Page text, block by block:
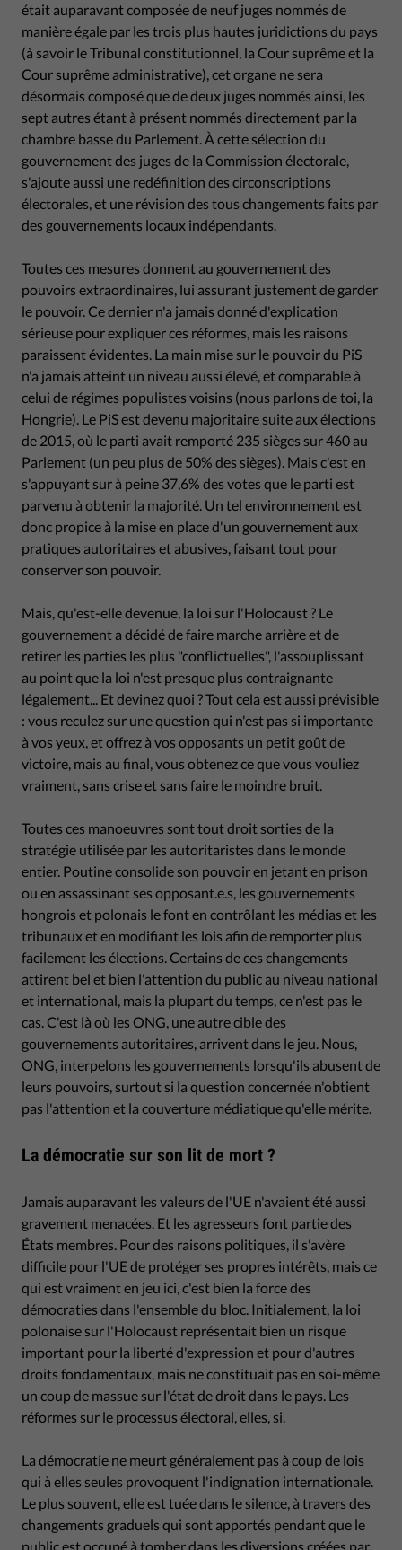
était auparavant composée de neuf juges nommés de
manière égale par les trois plus hautes juridictions du pays
(à savoir le Tribunal constitutionnel, la Cour suprême et la
Cour suprême administrative), cet organe ne sera
désormais composé que de deux juges nommés ainsi, les
sept autres étant à présent nommés directement par la
chambre basse du Parlement. À cette sélection du
gouvernement des juges de la Commission électorale,
s'ajoute aussi une redéfinition des circonscriptions
électorales, et une révision des tous changements faits par
des gouvernements locaux indépendants.
Toutes ces mesures donnent au gouvernement des
pouvoirs extraordinaires, lui assurant justement de garder
le pouvoir. Ce dernier n'a jamais donné d'explication
sérieuse pour expliquer ces réformes, mais les raisons
paraissent évidentes. La main mise sur le pouvoir du PiS
n'a jamais atteint un niveau aussi élevé, et comparable à
celui de régimes populistes voisins (nous parlons de toi, la
Hongrie). Le PiS est devenu majoritaire suite aux élections
de 2015, où le parti avait remporté 235 sièges sur 460 au
Parlement (un peu plus de 50% des sièges). Mais c'est en
s'appuyant sur à peine 37,6% des votes que le parti est
parvenu à obtenir la majorité. Un tel environnement est
donc propice à la mise en place d'un gouvernement aux
pratiques autoritaires et abusives, faisant tout pour
conserver son pouvoir.
Mais, qu'est-elle devenue, la loi sur l'Holocaust ? Le
gouvernement a décidé de faire marche arrière et de
retirer les parties les plus "conflictuelles", l'assouplissant
au point que la loi n'est presque plus contraignante
légalement... Et devinez quoi ? Tout cela est aussi prévisible
: vous reculez sur une question qui n'est pas si importante
à vos yeux, et offrez à vos opposants un petit goût de
victoire, mais au final, vous obtenez ce que vous vouliez
vraiment, sans crise et sans faire le moindre bruit.
Toutes ces manoeuvres sont tout droit sorties de la
stratégie utilisée par les autoritaristes dans le monde
entier. Poutine consolide son pouvoir en jetant en prison
ou en assassinant ses opposant.e.s, les gouvernements
hongrois et polonais le font en contrôlant les médias et les
tribunaux et en modifiant les lois afin de remporter plus
facilement les élections. Certains de ces changements
attirent bel et bien l'attention du public au niveau national
et international, mais la plupart du temps, ce n'est pas le
cas. C'est là où les ONG, une autre cible des
gouvernements autoritaires, arrivent dans le jeu. Nous,
ONG, interpelons les gouvernements lorsqu'ils abusent de
leurs pouvoirs, surtout si la question concernée n'obtient
pas l'attention et la couverture médiatique qu'elle mérite.
La démocratie sur son lit de mort ?
Jamais auparavant les valeurs de l'UE n'avaient été aussi
gravement menacées. Et les agresseurs font partie des
États membres. Pour des raisons politiques, il s'avère
difficile pour l'UE de protéger ses propres intérêts, mais ce
qui est vraiment en jeu ici, c'est bien la force des
démocraties dans l'ensemble du bloc. Initialement, la loi
polonaise sur l'Holocaust représentait bien un risque
important pour la liberté d'expression et pour d'autres
droits fondamentaux, mais ne constituait pas en soi-même
un coup de massue sur l'état de droit dans le pays. Les
réformes sur le processus électoral, elles, si.
La démocratie ne meurt généralement pas à coup de lois
qui à elles seules provoquent l'indignation internationale.
Le plus souvent, elle est tuée dans le silence, à travers des
changements graduels qui sont apportés pendant que le
public est occupé à tomber dans les diversions créées par